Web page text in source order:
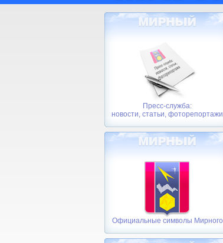
Пресс-служба:
новости, статьи, фоторепортажи
Официальные символы Мирного